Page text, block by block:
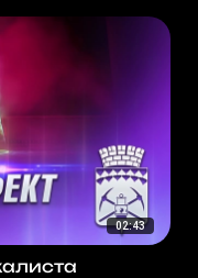
02:43